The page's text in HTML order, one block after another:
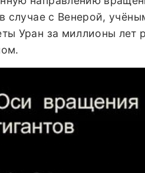
случае с Венерой,
Уран за миллионы лет